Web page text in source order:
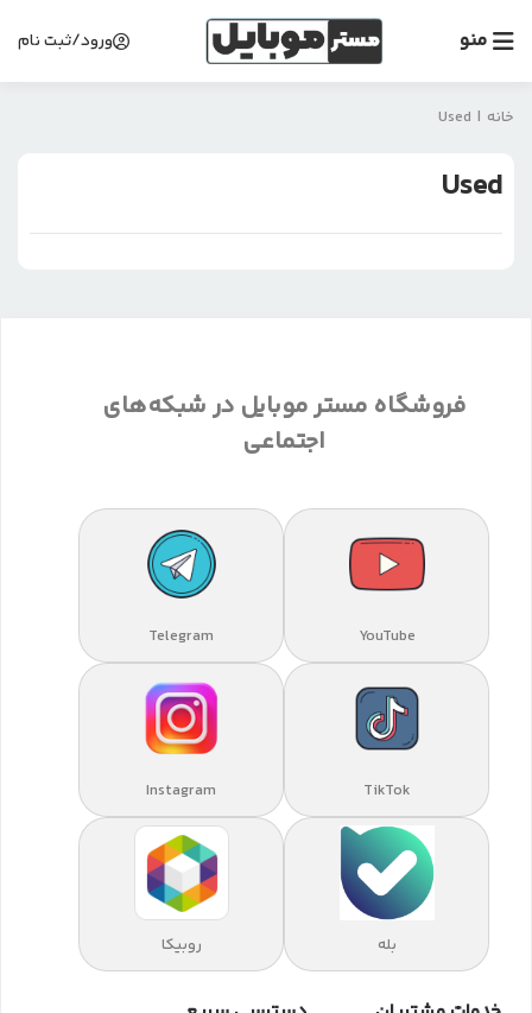
منو ورود/ثبت نام
خانه |
Used
Used
فروشگاه مستر موبایل در شبکه‌های
اجتماعی
YouTube
Telegram
TikTok
Instagram
بله روبیکا